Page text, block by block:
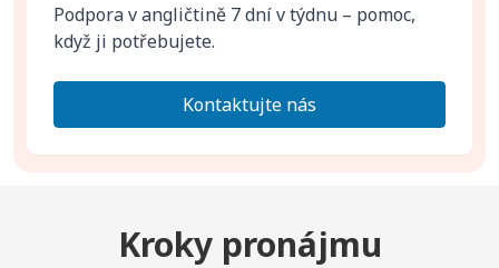
Podpora v angličtině 7 dní v týdnu – pomoc,
když ji potřebujete.
Kontaktujte nás
Kroky pronájmu